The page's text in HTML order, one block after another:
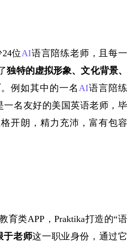
24位AI语言陪练老师，且每一
独特的虚拟形象、文化背景、
。例如其中的一名 AI语言陪练
一名友好的美国英语老师，毕
开朗，精力充沛，富有包容
育类APP，Praktika打造的“语
于老师这一职业身份，通过它